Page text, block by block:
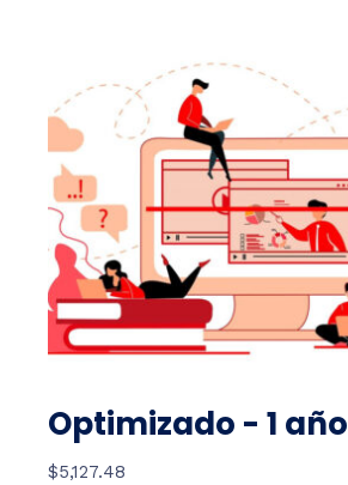
Optimizado - 1 año
$5,127.48